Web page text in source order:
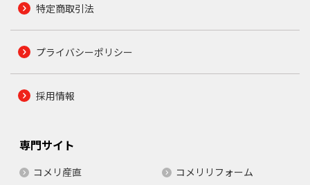
特定商取引法
プライバシーポリシー
採用情報
専門サイト
コメリ産直 コメリリフォーム